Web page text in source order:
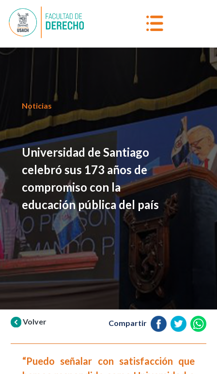
Noticias
Universidad de Santiago
celebró sus 173 años de
compromiso con la
educación pública del país
Volver Compartir
“Puedo señalar con satisfacción que